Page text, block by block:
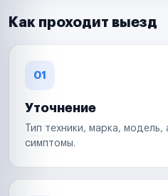
Как проходит выезд
01
Уточнение
Тип техники, марка,
симптомы.